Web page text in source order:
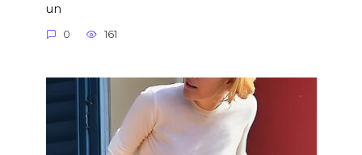
un
0 161